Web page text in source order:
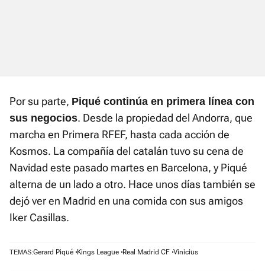
Por su parte, Piqué continúa en primera línea con
sus negocios. Desde la propiedad del Andorra, que
marcha en Primera RFEF, hasta cada acción de
Kosmos. La compañía del catalán tuvo su cena de
Navidad este pasado martes en Barcelona, y Piqué
alterna de un lado a otro. Hace unos días también se
dejó ver en Madrid en una comida con sus amigos
Iker Casillas.
TEMAS:Gerard Piqué Kings League Real Madrid CF Vinicius